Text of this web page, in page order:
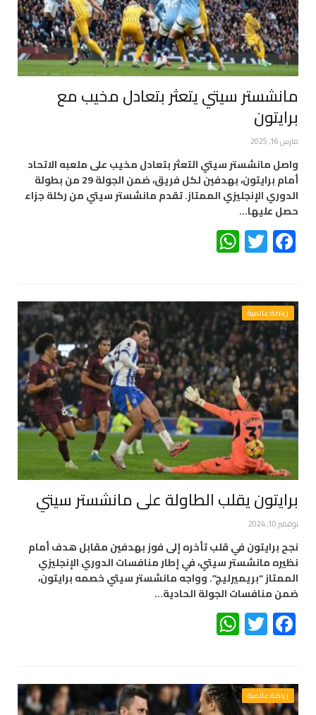
مانشستر سيتي يتعثر بتعادل مخيب مع
برايتون
مارس 16, 2025
واصل مانشستر سيتي التعثر بتعادل مخيب على ملعبه الاتحاد
أمام برايتون، بهدفين لكل فريق، ضمن الجولة 29 من بطولة
الدوري الإنجليزي الممتاز. تقدم مانشستر سيتي من ركلة جزاء
حصل عليها…
Facebook
Twitter
رياضة عالمية
برايتون يقلب الطاولة على مانشستر سيتي
نوفمبر 10, 2024
نجح برايتون في قلب تأخره إلى فوز بهدفين مقابل هدف أمام
نظيره مانشستر سيتي، في إطار منافسات الدوري الإنجليزي
الممتاز “بريميرليج”. وواجه مانشستر سيتي خصمه برايتون،
ضمن منافسات الجولة الحادية…
Facebook
Twitter
رياضة عالمية